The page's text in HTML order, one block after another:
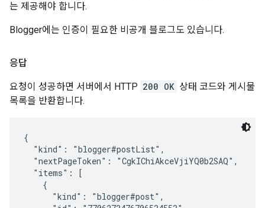
는 제공해야 합니다.
Blogger에는 인증이 필요한 비공개 블로그도 있습니다.
응답
요청이 성공하면 서버에서 HTTP 200 OK 상태 코드와 게시물
목록을 반환합니다.
{
  "kind": "blogger#postList",
  "nextPageToken": "CgkIChiAkceVjiYQ0b2SAQ",
  "items": [
    {
      "kind": "blogger#post",